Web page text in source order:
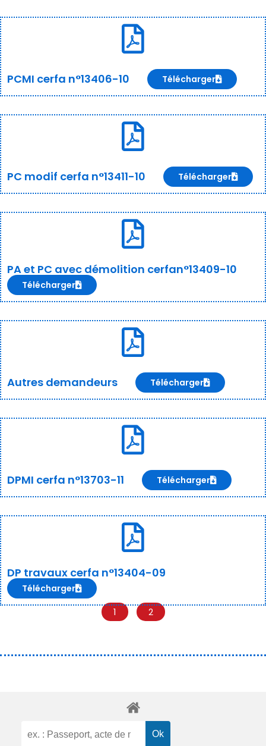
PCMI cerfa n°13406-10 Télécharger
PC modif cerfa n°13411-10 Télécharger
PA et PC avec démolition cerfan°13409-10
Télécharger
Autres demandeurs Télécharger
DPMI cerfa n°13703-11 Télécharger
DP travaux cerfa n°13404-09
Télécharger
1 2